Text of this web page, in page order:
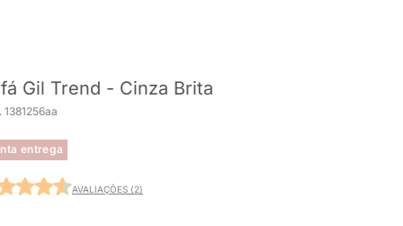
Gil Trend - Cinza Brita
1381256aa
entrega
AVALIAÇÕES (2)